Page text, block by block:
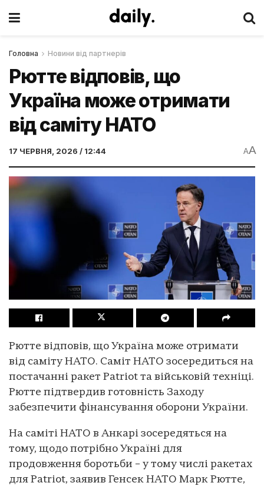
Головна Новини від партнерів
Рютте відповів, що
Україна може отримати
від саміту НАТО
17 ЧЕРВНЯ, 2026 / 12:44 AA
Рютте відповів, що Україна може отримати
від саміту НАТО. Саміт НАТО зосередиться на
постачанні ракет Patriot та військовій техніці.
Рютте підтвердив готовність Заходу
забезпечити фінансування оборони України.
На саміті НАТО в Анкарі зосередяться на
тому, щодо потрібно Україні для
продовження боротьби – у тому числі ракетах
для Patriot, заявив Генсек НАТО Марк Рютте,